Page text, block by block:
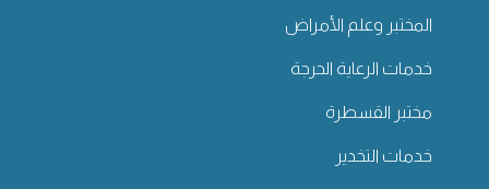
المختبر وعلم الأمراض
خدمات الرعاية الحرجة
مختبر القسطرة
خدمات التخدير